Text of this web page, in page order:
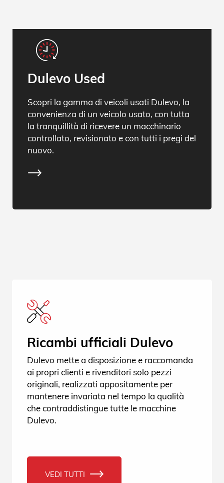
Dulevo Used
Scopri la gamma di veicoli usati Dulevo, la
convenienza di un veicolo usato, con tutta
la tranquillità di ricevere un macchinario
controllato, revisionato e con tutti i pregi del
nuovo.
Ricambi ufficiali Dulevo
Dulevo mette a disposizione e raccomanda
ai propri clienti e rivenditori solo pezzi
originali, realizzati appositamente per
mantenere invariata nel tempo la qualità
che contraddistingue tutte le macchine
Dulevo.
VEDI TUTTI